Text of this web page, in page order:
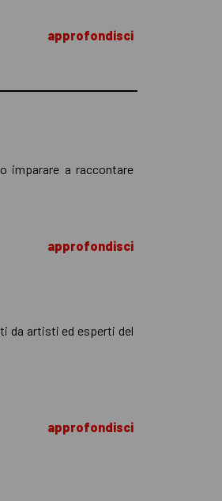
approfondisci
imparare a raccontare
approfondisci
da artisti ed esperti del
approfondisci